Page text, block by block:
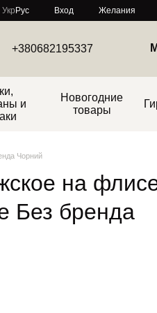
Укр Рус Вход Желания
+380682195337
и
Новогодние
товары
Чорний
на
Без бренда